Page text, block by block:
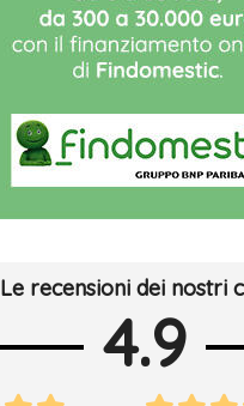
Le recensioni dei nostri
4.9